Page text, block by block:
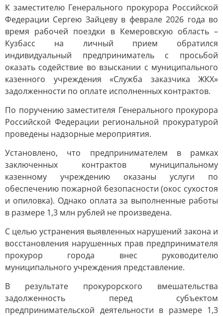
К заместителю Генерального прокурора Российской
Федерации Сергею Зайцеву в феврале 2026 года во
время рабочей поездки в Кемеровскую область –
Кузбасс на личный прием обратился
индивидуальный предприниматель с просьбой
оказать содействие во взыскании с муниципального
казенного учреждения «Служба заказчика ЖКХ»
задолженности по оплате исполненных контрактов.
По поручению заместителя Генерального прокурора
Российской Федерации региональной прокуратурой
проведены надзорные мероприятия.
Установлено, что предпринимателем в рамках
заключенных контрактов муниципальному
казенному учреждению оказаны услуги по
обеспечению пожарной безопасности (окос сухостоя
и опиловка). Однако оплата за выполненные работы
в размере 1,3 млн рублей не произведена.
С целью устранения выявленных нарушений закона и
восстановления нарушенных прав предпринимателя
прокурор города внес руководителю
муниципального учреждения представление.
В результате прокурорского вмешательства
задолженность перед субъектом
предпринимательской деятельности в размере 1,3